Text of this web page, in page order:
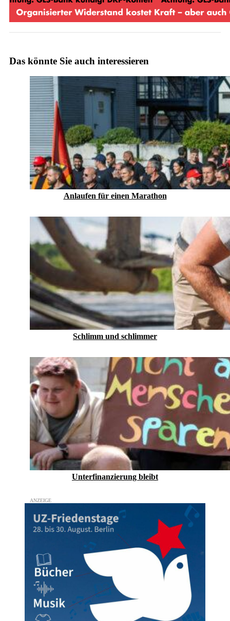
Das könnte Sie auch interessieren
Anlaufen für einen Marathon
Schlimm und schlimmer
Unterfinanzierung bleibt